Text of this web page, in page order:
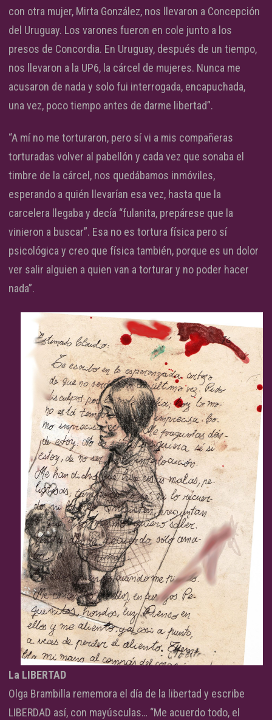
con otra mujer, Mirta González, nos llevaron a Concepción
del Uruguay. Los varones fueron en cole junto a los
presos de Concordia. En Uruguay, después de un tiempo,
nos llevaron a la UP6, la cárcel de mujeres. Nunca me
acusaron de nada y solo fui interrogada, encapuchada,
una vez, poco tiempo antes de darme libertad”.
“A mí no me torturaron, pero sí vi a mis compañeras
torturadas volver al pabellón y cada vez que sonaba el
timbre de la cárcel, nos quedábamos inmóviles,
esperando a quién llevarían esa vez, hasta que la
carcelera llegaba y decía “fulanita, prepárese que la
vinieron a buscar”. Esa no es tortura física pero sí
psicológica y creo que física también, porque es un dolor
ver salir alguien a quien van a torturar y no poder hacer
nada”.
La LIBERTAD
Olga Brambilla rememora el día de la libertad y escribe
LIBERDAD así, con mayúsculas… “Me acuerdo todo, el